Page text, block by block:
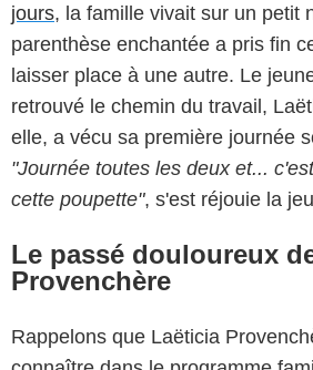
jours, la famille vivait sur un petit
parenthèse enchantée a pris fin
laisser place à une autre. Le
retrouvé le chemin du travail,
elle, a vécu sa première journée
"Journée toutes les deux et...
cette poupette", s'est réjouie la
Le passé douloureux
Provenchère
Rappelons que Laëticia